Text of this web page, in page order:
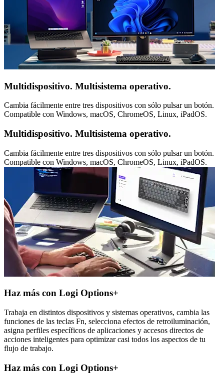
Multidispositivo. Multisistema operativo.
Cambia fácilmente entre tres dispositivos con sólo pulsar un botón.
Compatible con Windows, macOS, ChromeOS, Linux, iPadOS.
Multidispositivo. Multisistema operativo.
Cambia fácilmente entre tres dispositivos con sólo pulsar un botón.
Compatible con Windows, macOS, ChromeOS, Linux, iPadOS.
Haz más con Logi Options+
Trabaja en distintos dispositivos y sistemas operativos, cambia las
funciones de las teclas Fn, selecciona efectos de retroiluminación,
asigna perfiles específicos de aplicaciones y accesos directos de
acciones inteligentes para optimizar casi todos los aspectos de tu
flujo de trabajo.
Haz más con Logi Options+